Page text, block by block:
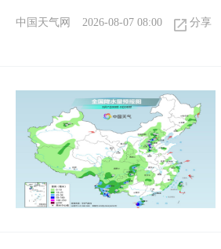
中国天气网 2026-08-07 08:00 分享